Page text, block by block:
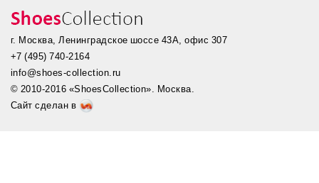
г. Москва, Ленинградское шоссе 43А, офис 307
+7 (495) 740-2164
info@shoes-collection.ru
© 2010-2016 «ShoesCollection». Москва.
Сайт сделан в